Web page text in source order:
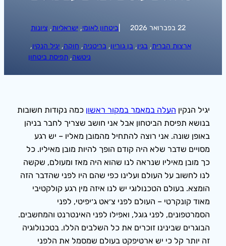
22 בפברואר 2026 |ביטחון לאומי, ישראליות, ציונות
ארצות הברית, בגין, בן גוריון, בריטניה, חוקה, יגיל הנקין,
ניטשה, תפיסת ביטחון
יגיל הנקין העלה במאמר במקור ראשון כמה נקודות חשובות
בנושא תפיסת הביטחון אבל אני חושב שצריך לחבר בניהן
באופן שונה. אני רוצה להתחיל מהמובן מאליו – יש רגע
מסויים שדבר שלא היה קודם הופך להיות מובן מאיליו. כל
כך מובן מאיליו שנראה לנו שהוא היה מאז ומעולם, שקשה
לנו לחשוב על העולם ועלינו כפי שהם היו לפני שהדבר הזה
הומצא. בעולם הטכנולוגי יש לנו איזה מין רגע קולקטיבי
מאוד קונקרטי – העולם לפני צ׳אט ג׳יפיטי, לפני
הסמרטפונים, לפני גוגל, ואפילו לפני האינטרנט והמחשבים.
הבוגרים שבינינו זוכרים את כל השלבים הללו. בטכנולוגיה
זה יותר קל כי יש ארטיפקט בעולם שמסמל את הלפני